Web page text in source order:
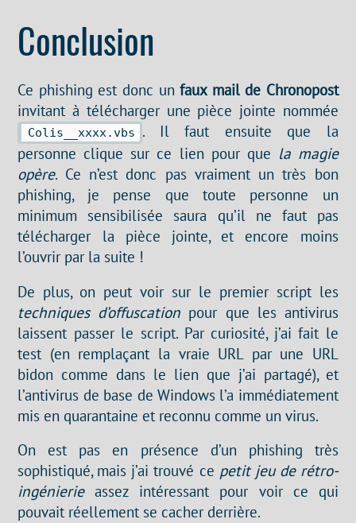
Conclusion
Ce phishing est donc unfaux mail de Chronopost
invitant à télécharger une pièce jointe nommée
Colis__xxxx.vbs
. Il faut ensuite que la
personne clique sur ce lien pour que la magie
opère. Ce n’est donc pas vraiment un très bon
phishing, je pense que toute personne un
minimum sensibilisée saura qu’il ne faut pas
télécharger la pièce jointe, et encore moins
l’ouvrir par la suite !
De plus, on peut voir sur le premier script les
techniques d’offuscation pour que les antivirus
laissent passer le script. Par curiosité, j’ai fait le
test (en remplaçant la vraie URL par une URL
bidon comme dans le lien que j’ai partagé), et
l’antivirus de base de Windows l’a immédiatement
mis en quarantaine et reconnu comme un virus.
On est pas en présence d’un phishing très
sophistiqué, mais j’ai trouvé ce petit jeu de rétro-
ingénierieassez intéressant pour voir ce qui
pouvait réellement se cacher derrière.